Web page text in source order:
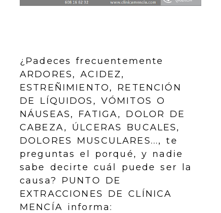
¿Padeces frecuentemente
ARDORES, ACIDEZ,
ESTREÑIMIENTO, RETENCIÓN
DE LÍQUIDOS, VÓMITOS O
NÁUSEAS, FATIGA, DOLOR DE
CABEZA, ÚLCERAS BUCALES,
DOLORES MUSCULARES..., te
preguntas el porqué, y nadie
sabe decirte cuál puede ser la
causa? PUNTO DE
EXTRACCIONES DE CLÍNICA
MENCÍA informa: